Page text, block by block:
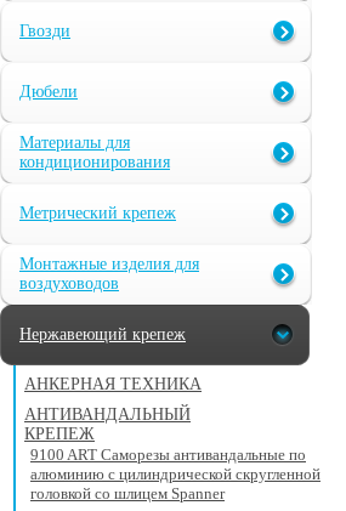
Гвозди
Дюбели
Материалы для
кондиционирования
Метрический крепеж
Монтажные изделия для
воздуховодов
Нержавеющий крепеж
АНКЕРНАЯ ТЕХНИКА
АНТИВАНДАЛЬНЫЙ
КРЕПЕЖ
9100 ART Саморезы антивандальные по
алюминию с цилиндрической скругленной
головкой со шлицем Spanner